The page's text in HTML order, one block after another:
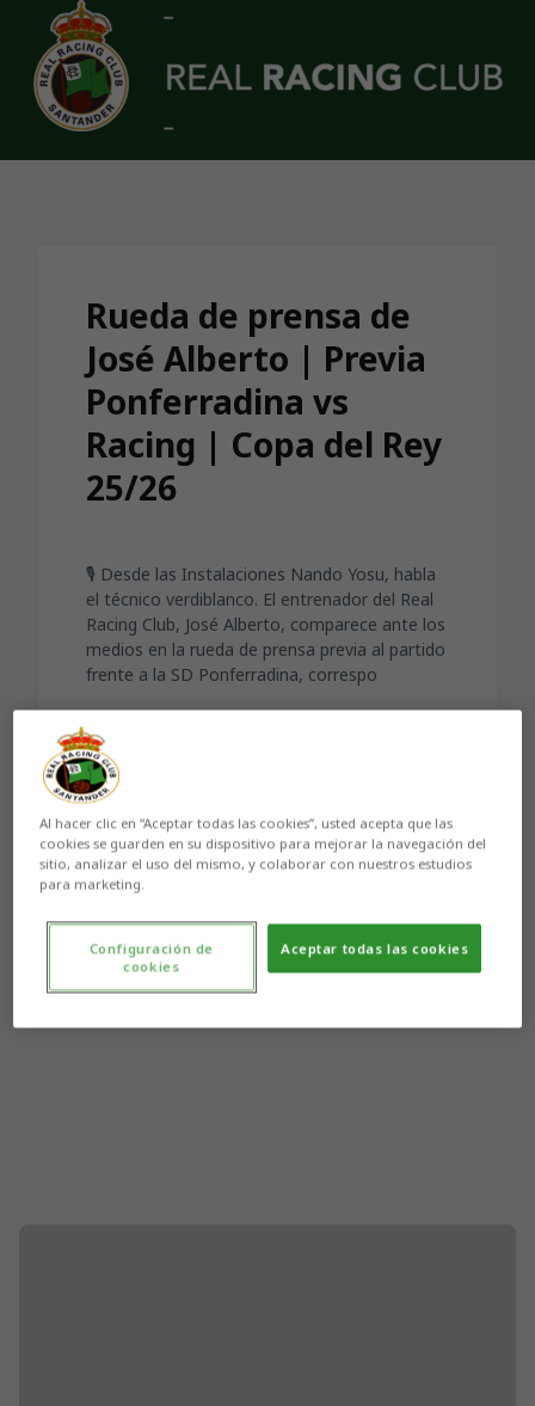
Skip to main content
Rueda de prensa de
José Alberto | Previa
Ponferradina vs
Racing | Copa del Rey
25/26
🎙️ Desde las Instalaciones Nando Yosu, habla
el técnico verdiblanco. El entrenador del Real
Racing Club, José Alberto, comparece ante los
medios en la rueda de prensa previa al partido
frente a la SD Ponferradina, correspo
Aún no hay reacciones. ¡Sé el primero!
Al hacer clic en “Aceptar todas las cookies”, usted acepta que las
cookies se guarden en su dispositivo para mejorar la navegación del
sitio, analizar el uso del mismo, y colaborar con nuestros estudios
para marketing.
Aceptar todas las cookies
Configuración de
cookies